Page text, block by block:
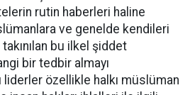
rutin haberleri haline
ve genelde kendileri
bu ilkel şiddet
bir tedbir almayı
liderler özellikle halkı müslüman